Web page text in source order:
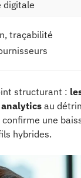
digitale
traçabilité
structurant :
au
une
hybrides.